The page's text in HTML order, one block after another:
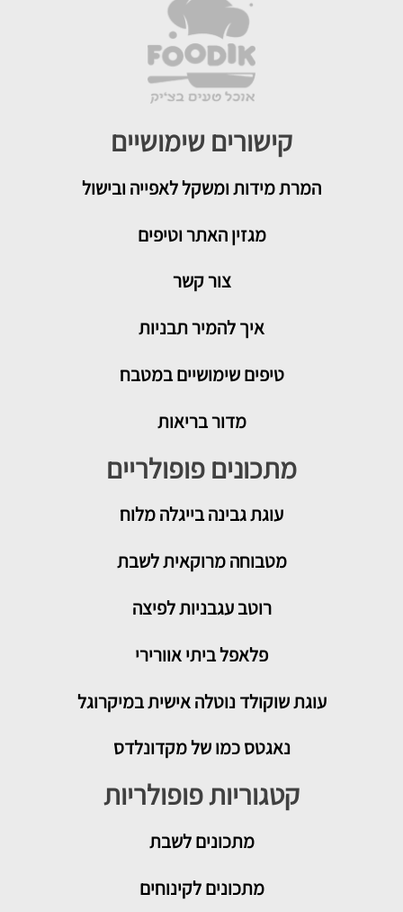
קישורים שימושיים
המרת מידות ומשקל לאפייה ובישול
מגזין האתר וטיפים
צור קשר
איך להמיר תבניות
טיפים שימושיים במטבח
מדור בריאות
מתכונים פופולריים
עוגת גבינה בייגלה מלוח
מטבוחה מרוקאית לשבת
רוטב עגבניות לפיצה
פלאפל ביתי אוורירי
עוגת שוקולד נוטלה אישית במיקרוגל
נאגטס כמו של מקדונלדס
קטגוריות פופולריות
מתכוניםלשבת
מתכונים לקינוחים